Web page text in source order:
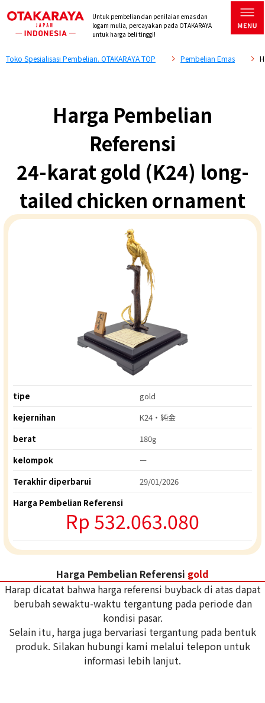
Untuk pembelian dan penilaian emas dan
logam mulia, percayakan pada OTAKARAYA
untuk harga beli tinggi!
Toko Spesialisasi Pembelian. OTAKARAYA TOP Pembelian Emas
Harga Pembelian
Referensi
24-karat gold (K24) long-
tailed chicken ornament
tipe
gold
kejernihan
K24・純金
berat
180g
kelompok
ー
Terakhir diperbarui
29/01/2026
Harga Pembelian Referensi
Rp 532.063.080
Harga Pembelian Referensi gold
Harap dicatat bahwa harga referensi buyback di atas dapat
berubah sewaktu-waktu tergantung pada periode dan
kondisi pasar.
Selain itu, harga juga bervariasi tergantung pada bentuk
produk. Silakan hubungi kami melalui telepon untuk
informasi lebih lanjut.